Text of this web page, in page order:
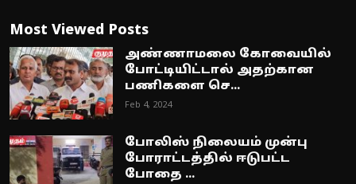
Most Viewed Posts
அண்ணாமலை கோவையில்
போட்டியிட்டால் அதற்கான
பணிகளை செ...
Feb 4, 2024
போலிஸ் நிலையம் முன்பு
போராட்டத்தில் ஈடுபட்ட
போதை ...